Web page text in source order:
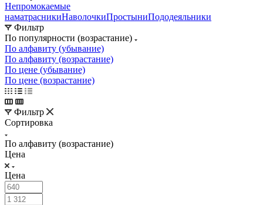
Непромокаемые
наматрасникиНаволочкиПростыниПододеяльники
Фильтр
По популярности (возрастание)
По алфавиту (убывание)
По алфавиту (возрастание)
По цене (убывание)
По цене (возрастание)
Фильтр
Сортировка
По алфавиту (возрастание)
Цена
Цена